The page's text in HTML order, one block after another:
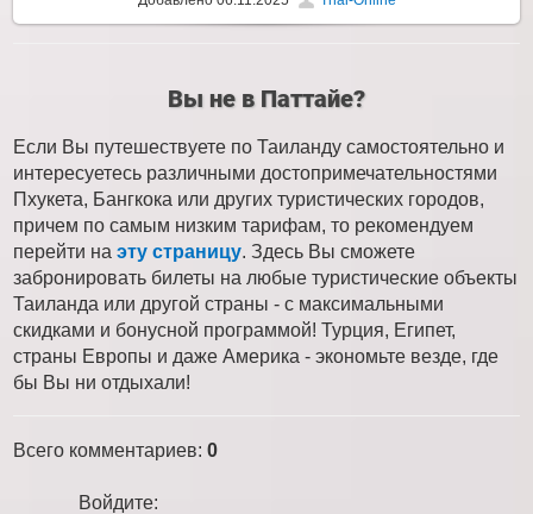
Вы не в Паттайе?
Если Вы путешествуете по Таиланду самостоятельно и
интересуетесь различными достопримечательностями
Пхукета, Бангкока или других туристических городов,
причем по самым низким тарифам, то рекомендуем
перейти на эту страницу. Здесь Вы сможете
забронировать билеты на любые туристические объекты
Таиланда или другой страны - с максимальными
скидками и бонусной программой! Турция, Египет,
страны Европы и даже Америка - экономьте везде, где
бы Вы ни отдыхали!
Всего комментариев: 0
Войдите: